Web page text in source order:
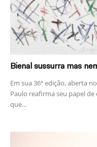
Bienal sussurra mas
Em sua 36ª edição, aberta
Paulo reafirma seu papel
que...